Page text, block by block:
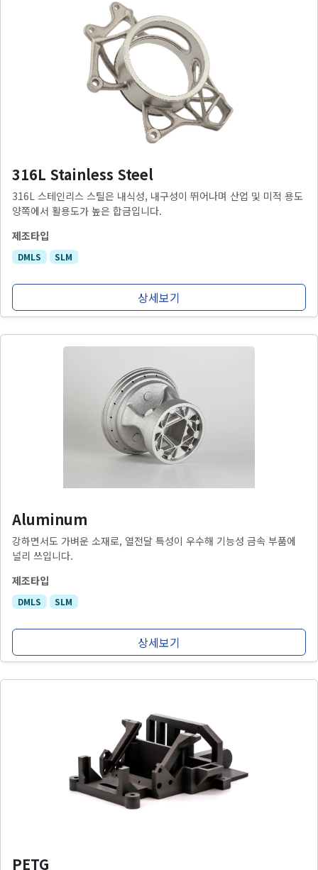
316L Stainless Steel
316L 스테인리스 스틸은 내식성, 내구성이 뛰어나며 산업 및 미적 용도
양쪽에서 활용도가 높은 합금입니다.
제조타입
DMLS SLM
상세보기
Aluminum
강하면서도 가벼운 소재로, 열전달 특성이 우수해 기능성 금속 부품에
널리 쓰입니다.
제조타입
DMLS SLM
상세보기
PETG